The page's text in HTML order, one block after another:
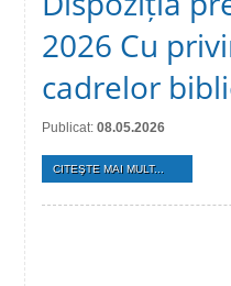
2026 Cu
cadrelor
Publicat: 08.05.2026
CITEŞTE MAI MULT...